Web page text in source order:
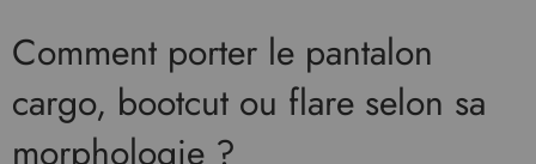
Comment porter le pantalon
cargo, bootcut ou flare selon sa
morphologie ?